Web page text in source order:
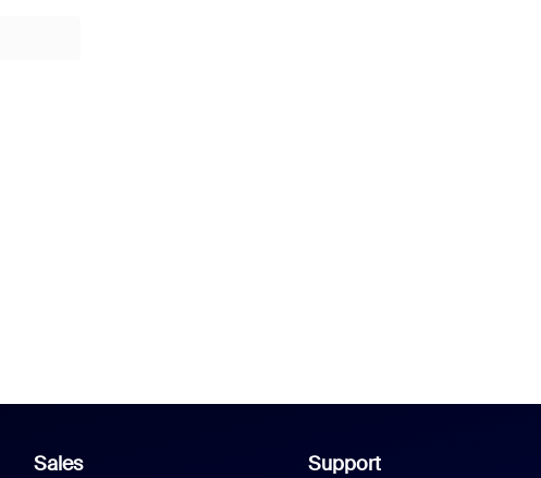
Sales Support